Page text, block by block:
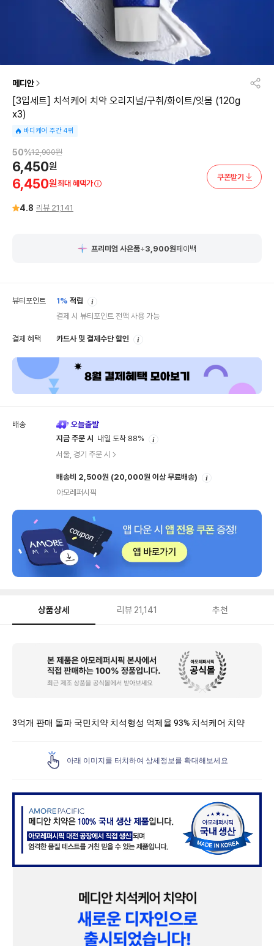
메디안
[3입세트] 치석케어 치약 오리지널/구취/화이트/잇몸 (120g
x3)
바디케어 주간 4위
50%12,900원
6,450원
6,450원최대 혜택가
쿠폰받기
4.8 리뷰 21,141
프리미엄 사은품+3,900원페이백
뷰티포인트 1% 적립
결제 시 뷰티포인트 전액 사용 가능
결제 혜택 카드사 및 결제수단 할인
배송
지금 주문 시
내일 도착 88%
서울, 경기 주문 시
배송비 2,500원 (20,000원 이상 무료배송)
아모레퍼시픽
상품상세 리뷰21,141 추천
3억개 판매 돌파 국민치약​ 치석형성 억제율 93% 치석케어 치약​
아래 이미지를 터치하여 상세정보를 확대해보세요